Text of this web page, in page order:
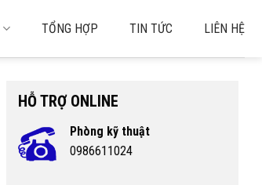
TỔNG HỢP TIN TỨC LIÊN HỆ
HỖ TRỢ ONLINE
Phòng kỹ thuật
0986611024